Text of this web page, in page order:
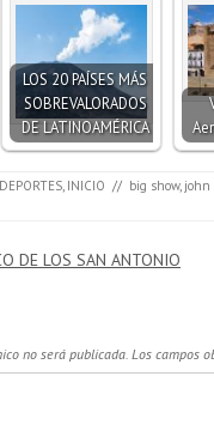
LOS 20 PAÍSES MÁS
SOBREVALORADOS
DE LATINOAMÉRICA
DEPORTES, INICIO // big show, john
DE LOS SAN ANTONIO
no será publicada. Los campos